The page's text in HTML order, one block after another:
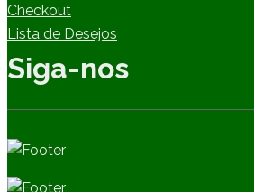
Checkout
Lista de Desejos
Siga-nos